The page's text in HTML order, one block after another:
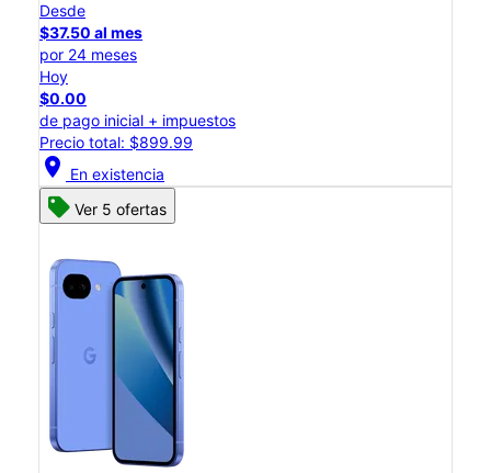
Desde
$37.50 al mes
por 24 meses
Hoy
$0.00
de pago inicial + impuestos
Precio total: $899.99
location_on En existencia
Ver 5 ofertas